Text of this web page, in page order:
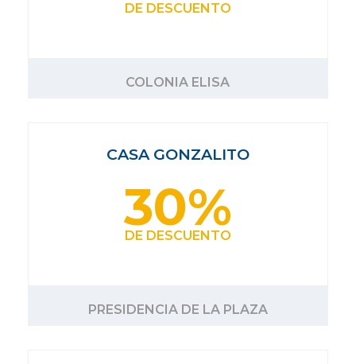
DE DESCUENTO
COLONIA ELISA
CASA GONZALITO
30%
DE DESCUENTO
PRESIDENCIA DE LA PLAZA